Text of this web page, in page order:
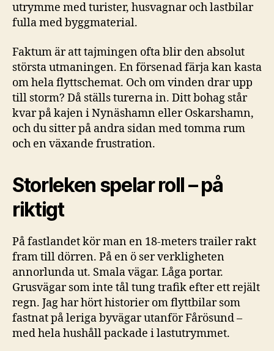
utrymme med turister, husvagnar och lastbilar
fulla med byggmaterial.
Faktum är att tajmingen ofta blir den absolut
största utmaningen. En försenad färja kan kasta
om hela flyttschemat. Och om vinden drar upp
till storm? Då ställs turerna in. Ditt bohag står
kvar på kajen i Nynäshamn eller Oskarshamn,
och du sitter på andra sidan med tomma rum
och en växande frustration.
Storleken spelar roll – på
riktigt
På fastlandet kör man en 18-meters trailer rakt
fram till dörren. På en ö ser verkligheten
annorlunda ut. Smala vägar. Låga portar.
Grusvägar som inte tål tung trafik efter ett rejält
regn. Jag har hört historier om flyttbilar som
fastnat på leriga byvägar utanför Fårösund –
med hela hushåll packade i lastutrymmet.